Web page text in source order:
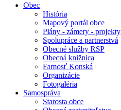
Obec
História
Mapový portál obce
Plány - zámery - projekty
Spolupráce a partnerstvá
Obecné služby RSP
Obecná knižnica
Farnosť Konská
Organizácie
Fotogaléria
Samospráva
Starosta obce